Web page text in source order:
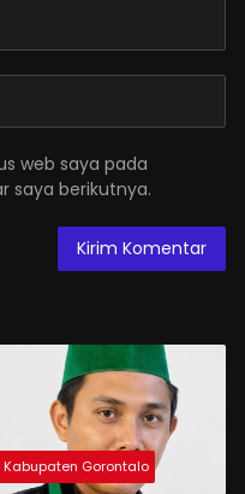
web saya pada
saya berikutnya.
Kabupaten Gorontalo